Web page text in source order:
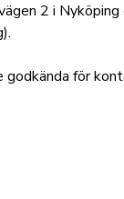
2 i
för